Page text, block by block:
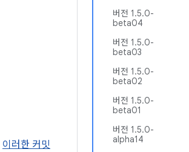
버전 1.5.0-
beta04
버전 1.5.0-
beta03
버전 1.5.0-
beta02
버전 1.5.0-
beta01
버전 1.5.0-
alpha14
이러한 커밋